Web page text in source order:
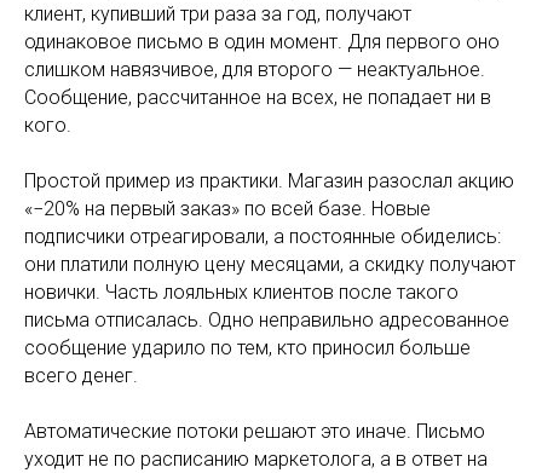
клиент, купивший три раза за год, получают
одинаковое письмо в один момент. Для первого оно
слишком навязчивое, для второго — неактуальное.
Сообщение, рассчитанное на всех, не попадает ни в
кого.
Простой пример из практики. Магазин разослал акцию
«−20% на первый заказ» по всей базе. Новые
подписчики отреагировали, а постоянные обиделись:
они платили полную цену месяцами, а скидку получают
новички. Часть лояльных клиентов после такого
письма отписалась. Одно неправильно адресованное
сообщение ударило по тем, кто приносил больше
всего денег.
Автоматические потоки решают это иначе. Письмо
уходит не по расписанию маркетолога, а в ответ на